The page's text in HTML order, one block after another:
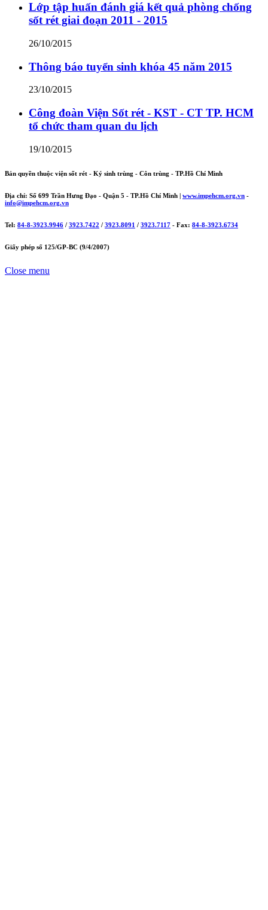
Lớp tập huấn đánh giá kết quả phòng chống
sốt rét giai đoạn 2011 - 2015
26/10/2015
Thông báo tuyển sinh khóa 45 năm 2015
23/10/2015
Công đoàn Viện Sốt rét - KST - CT TP. HCM
tổ chức tham quan du lịch
19/10/2015
Bản quyền thuộc viện sốt rét - Ký sinh trùng - Côn trùng - TP.Hồ Chí Minh
Địa chỉ: Số 699 Trần Hưng Đạo - Quận 5 - TP.Hồ Chí Minh | www.impehcm.org.vn -
info@impehcm.org.vn
Tel: 84-8-3923.9946 / 3923.7422 / 3923.8091 / 3923.7117 - Fax: 84-8-3923.6734
Giấy phép số 125/GP-BC (9/4/2007)
Close menu